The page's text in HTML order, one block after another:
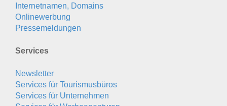
Internetnamen, Domains
Onlinewerbung
Pressemeldungen
Services
Newsletter
Services für Tourismusbüros
Services für Unternehmen